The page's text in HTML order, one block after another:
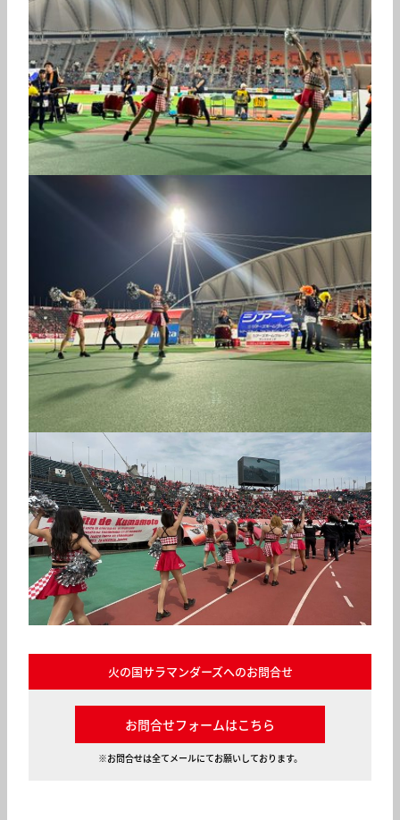
火の国サラマンダーズへのお問合せ
お問合せフォームはこちら
※お問合せは全てメールにてお願いしております。